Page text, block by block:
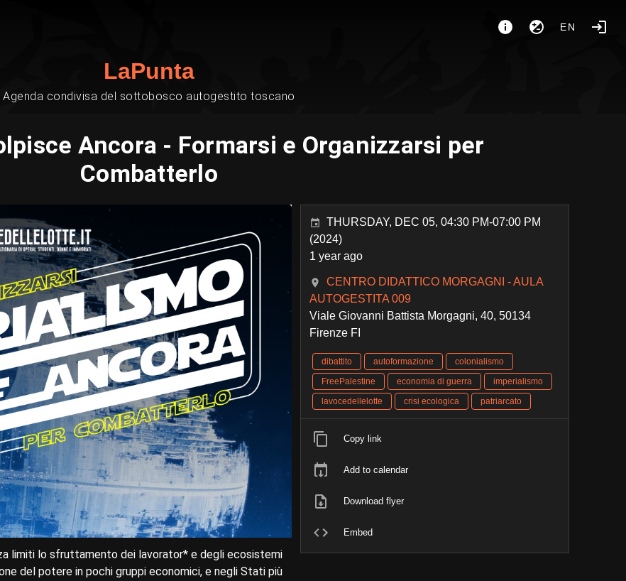
EN
LaPunta
Agenda condivisa del sottobosco autogestito toscano
Ancora - Formarsi e Organizzarsi per
Combatterlo
limiti lo sfruttamento dei lavorator* e degli ecosistemi
del potere in pochi gruppi economici, e negli Stati più
THURSDAY, DEC 05, 04:30 PM-07:00 PM
(2024)
1 year ago
CENTRO DIDATTICO MORGAGNI - AULA
AUTOGESTITA 009
Viale Giovanni Battista Morgagni, 40, 50134
Firenze FI
dibattito autoformazione
colonialismo
FreePalestine
economia di guerra
imperialismo
lavocedellelotte
crisi ecologica patriarcato
Copy link
Add to calendar
Download flyer
Embed